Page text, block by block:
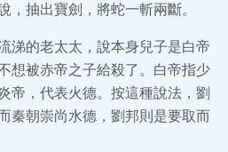
，抽出寶劍，將蛇一斬兩斷。
涕的老太太，說本身兒子是白帝
想被赤帝之子給殺了。白帝指少
帝，代表火德。按這種說法，劉
秦朝崇尚水德，劉邦則是要取而